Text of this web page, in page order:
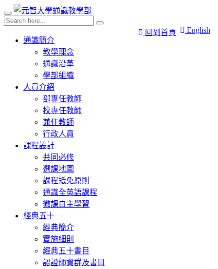
English
回到首頁
通識簡介
教學理念
通識沿革
學部組織
人員介紹
部專任教師
校專任教師
兼任教師
行政人員
課程設計
共同必修
選課地圖
課程抵免原則
通識全英語課程
微課自主學習
經典五十
經典簡介
實施細則
經典五十書目
認證師資群及書目